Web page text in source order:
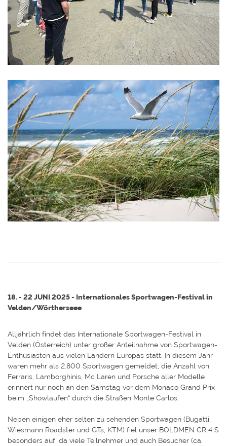
18. - 22 JUNI 2025 - Internationales Sportwagen-Festival in
Velden/Wörtherseee
Alljährlich findet das Internationale Sportwagen-Festival in
Velden (Österreich) unter großer Anteilnahme von Sportwagen-
Enthusiasten aus vielen Ländern Europas statt. In diesem Jahr
waren mehr als 2.800 Sportwagen gemeldet, die Anzahl von
Ferraris, Lamborghinis, Mc Laren und Porsche aller Modelle
erinnert nur noch an den Samstag vor dem Monaco Grand Prix
beim „Showlaufen“ durch die Straßen Monte Carlos.
Neben einigen eher selten zu sehenden Sportwagen (Bugatti,
Wiesmann Roadster und GTs, KTM) fiel unser BOLDMEN CR 4 S
besonders auf, da viele Teilnehmer und auch Besucher (ca.